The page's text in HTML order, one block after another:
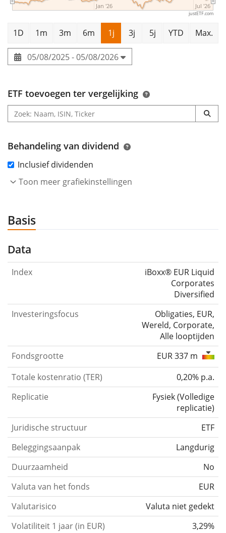
Jan '26 Jul '26
justETF.com
1D 1m 3m 6m 1j 3j 5j YTD Max.
05/08/2025 - 05/08/2026
ETF toevoegen ter vergelijking
Behandeling van dividend
Inclusief dividenden
Toon meer grafiekinstellingen
Basis
Data
Index
iBoxx® EUR Liquid
Corporates
Diversified
Investeringsfocus
Obligaties, EUR,
Wereld, Corporate,
Alle looptijden
Fondsgrootte
EUR 337 m
Totale kostenratio (TER)
0,20% p.a.
Replicatie
Fysiek(Volledige
replicatie)
Juridische structuur
ETF
Beleggingsaanpak
Langdurig
Duurzaamheid
No
Valuta van het fonds
EUR
Valutarisico
Valuta niet gedekt
Volatiliteit 1 jaar (in EUR)
3,29%